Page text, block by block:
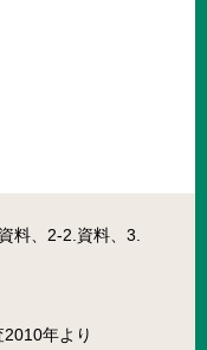
料、2-2.資料、3.
年より